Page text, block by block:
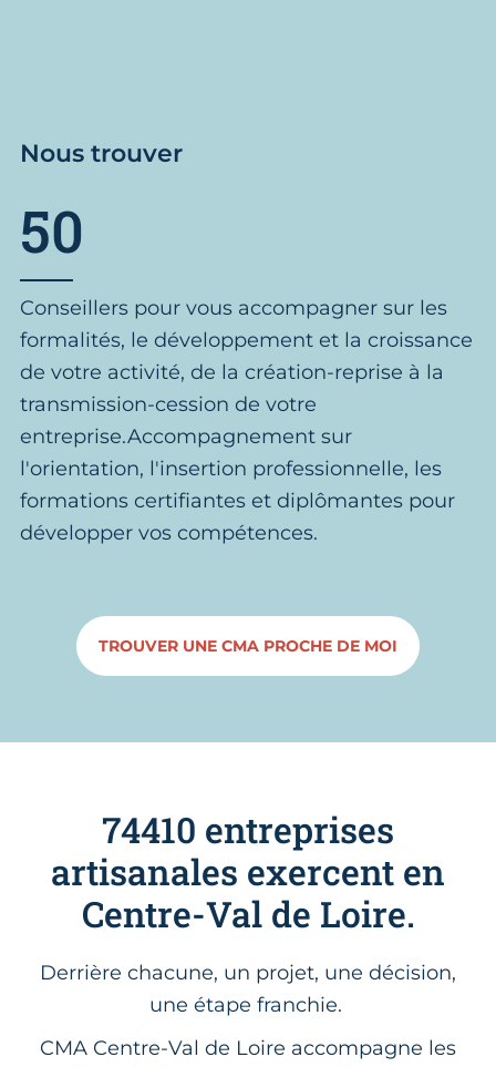
Nous trouver
50
Conseillers pour vous accompagner sur les
formalités, le développement et la croissance
de votre activité, de la création-reprise à la
transmission-cession de votre
entreprise.Accompagnement sur
l'orientation, l'insertion professionnelle, les
formations certifiantes et diplômantes pour
développer vos compétences.
TROUVER UNE CMA PROCHE DE MOI
74410 entreprises
artisanales exercent en
Centre-Val de Loire.
Derrière chacune, un projet, une décision,
une étape franchie.
CMA Centre-Val de Loire accompagne les